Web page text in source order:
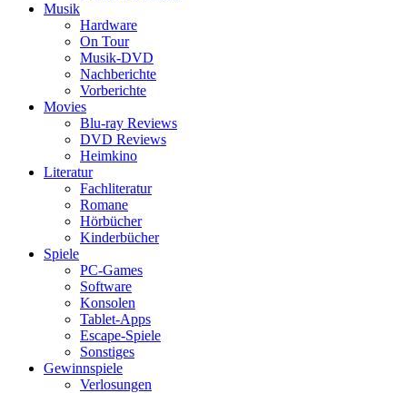
Musik
Hardware
On Tour
Musik-DVD
Nachberichte
Vorberichte
Movies
Blu-ray Reviews
DVD Reviews
Heimkino
Literatur
Fachliteratur
Romane
Hörbücher
Kinderbücher
Spiele
PC-Games
Software
Konsolen
Tablet-Apps
Escape-Spiele
Sonstiges
Gewinnspiele
Verlosungen